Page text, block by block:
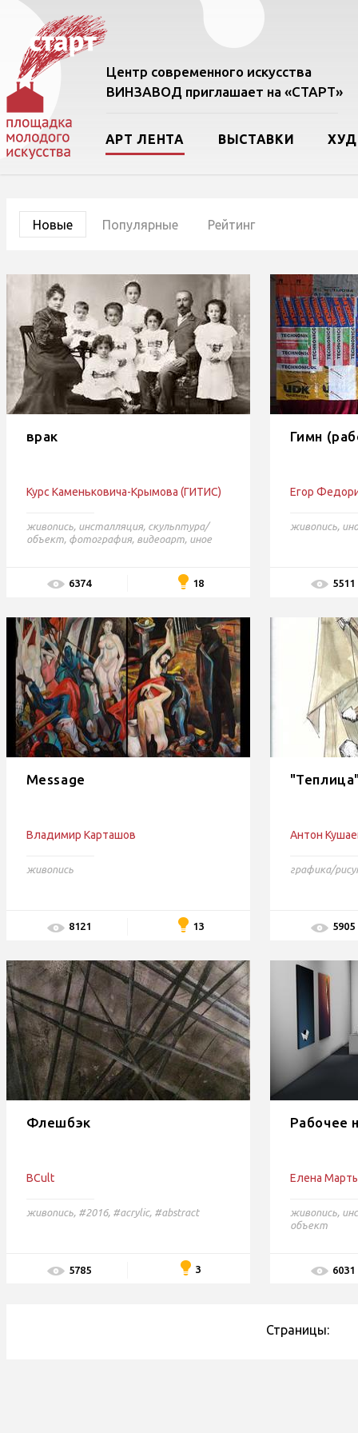
Центр современного искусства
ВИНЗАВОД приглашает на «СТАРТ»
АРТ ЛЕНТА ВЫСТАВКИ
Новые Популярные Рейтинг
врак
Курс Каменьковича-Крымова (ГИТИС)
живопись, инсталляция, скульптура/
объект, фотография, видеоарт, иное
6374 18
Гимн
Егор
живопись,
5511
Message
Владимир Карташов
живопись
8121 13
Антон
графика/
5905
Флешбэк
BCult
живопись, #2016, #acrylic, #abstract
5785 3
Рабочее
Елена
живопись,
объект
6031
Страницы: